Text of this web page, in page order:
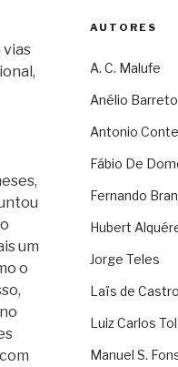
vias
um
o
AUTORES
A. C. Malufe
Anélio Barreto
Antonio
Fábio De
Fernando
Hubert
Jorge Teles
Laïs de Castro
Luiz Carlos
Manuel S.